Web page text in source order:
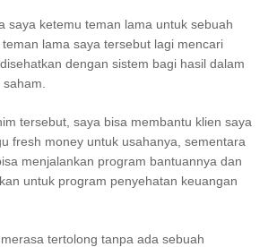
saya ketemu teman lama untuk sebuah
lama saya tersebut lagi mencari
dengan sistem bagi hasil dalam
tersebut, saya bisa membantu klien saya
fresh money untuk usahanya, sementara
menjalankan program bantuannya dan
untuk program penyehatan keuangan
tertolong tanpa ada sebuah